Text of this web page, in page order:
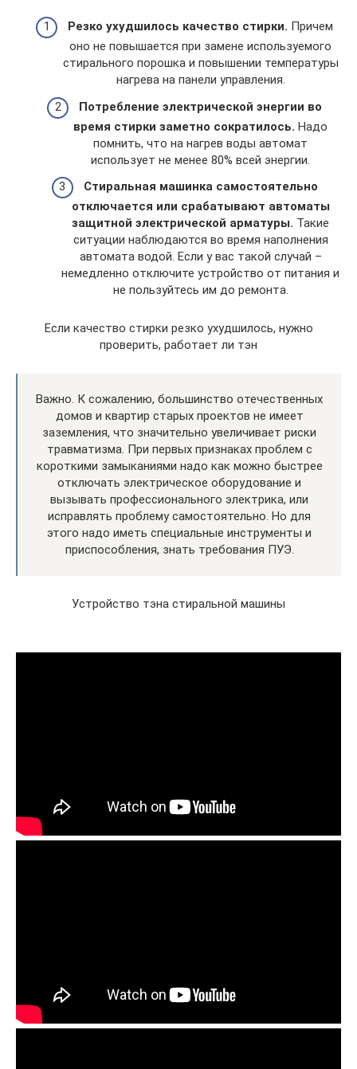
Резко ухудшилось качество стирки. Причем
оно не повышается при замене используемого
стирального порошка и повышении температуры
нагрева на панели управления.
Потребление электрической энергии во
время стирки заметно сократилось. Надо
помнить, что на нагрев воды автомат
использует не менее 80% всей энергии.
Стиральная машинка самостоятельно
отключается или срабатывают автоматы
защитной электрической арматуры. Такие
ситуации наблюдаются во время наполнения
автомата водой. Если у вас такой случай –
немедленно отключите устройство от питания и
не пользуйтесь им до ремонта.
Если качество стирки резко ухудшилось, нужно
проверить, работает ли тэн
Важно. К сожалению, большинство отечественных
домов и квартир старых проектов не имеет
заземления, что значительно увеличивает риски
травматизма. При первых признаках проблем с
короткими замыканиями надо как можно быстрее
отключать электрическое оборудование и
вызывать профессионального электрика, или
исправлять проблему самостоятельно. Но для
этого надо иметь специальные инструменты и
приспособления, знать требования ПУЭ.
Устройство тэна стиральной машины